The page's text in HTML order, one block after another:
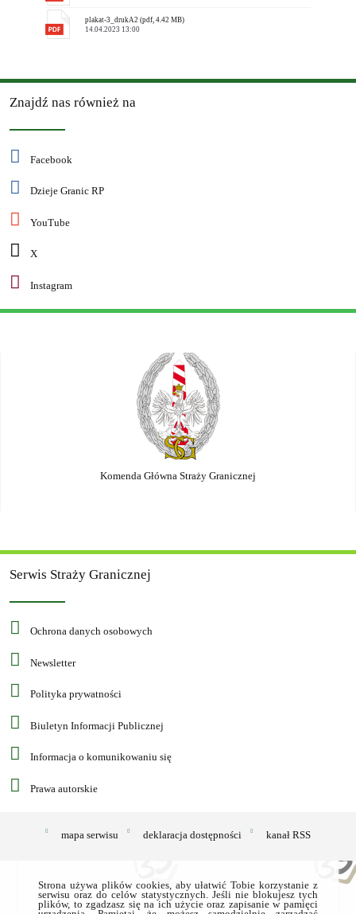
plakat-3_drukA2 (pdf, 4.42 MB)
14.04.2023 13:00
Znajdź nas również na
Facebook
Dzieje Granic RP
YouTube
X
Instagram
Komenda Główna Straży Granicznej
Serwis Straży Granicznej
Ochrona danych osobowych
Newsletter
Polityka prywatności
Biuletyn Informacji Publicznej
Informacja o komunikowaniu się
Prawa autorskie
mapa serwisu deklaracja dostępności kanał RSS
Strona używa plików cookies, aby ułatwić Tobie korzystanie z
serwisu oraz do celów statystycznych. Jeśli nie blokujesz tych
plików, to zgadzasz się na ich użycie oraz zapisanie w pamięci